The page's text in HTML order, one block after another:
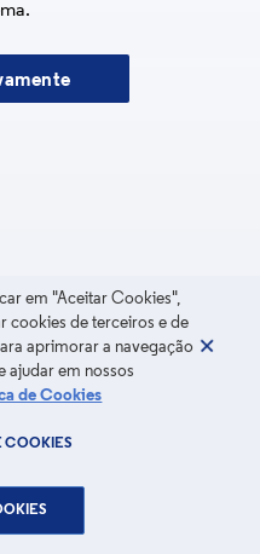
em "Aceitar Cookies",
cookies de terceiros e de
aprimorar a navegação
ajudar em nossos
de Cookies
COOKIES